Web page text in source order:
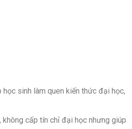
học sinh làm quen kiến thức đại học,
không cấp tín chỉ đại học nhưng giúp